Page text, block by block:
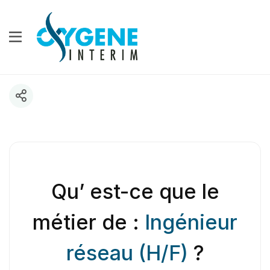
Qu’ est-ce que le
métier de : Ingénieur
réseau (H/F) ?